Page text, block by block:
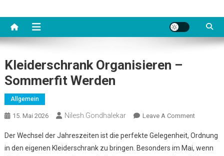
Kleiderschrank Organisieren –
Sommerfit Werden
Allgemein
15. Mai 2026 Nilesh.gondhalekar Leave A CommentOn
–
Der Wechsel der Jahreszeiten ist die perfekte Gelegenheit, Ordnung
in den eigenen Kleiderschrank zu bringen. Besonders im Mai, wenn